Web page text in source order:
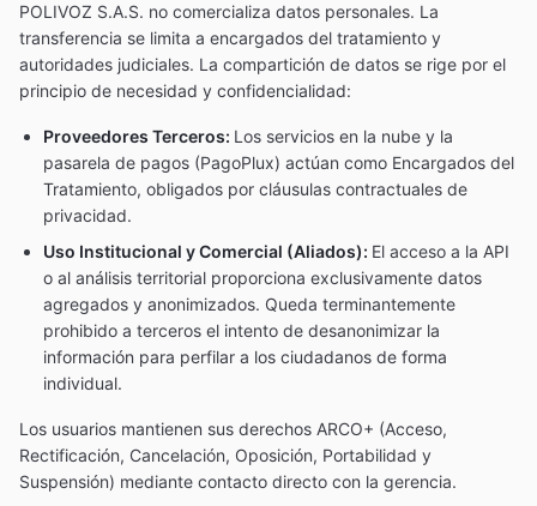
POLIVOZ S.A.S. no comercializa datos personales. La
transferencia se limita a encargados del tratamiento y
autoridades judiciales. La compartición de datos se rige por el
principio de necesidad y confidencialidad:
Proveedores Terceros: Los servicios en la nube y la
pasarela de pagos (PagoPlux) actúan como Encargados del
Tratamiento, obligados por cláusulas contractuales de
privacidad.
Uso Institucional y Comercial (Aliados): El acceso a la API
o al análisis territorial proporciona exclusivamente datos
agregados y anonimizados. Queda terminantemente
prohibido a terceros el intento de desanonimizar la
información para perfilar a los ciudadanos de forma
individual.
Los usuarios mantienen sus derechos ARCO+ (Acceso,
Rectificación, Cancelación, Oposición, Portabilidad y
Suspensión) mediante contacto directo con la gerencia.